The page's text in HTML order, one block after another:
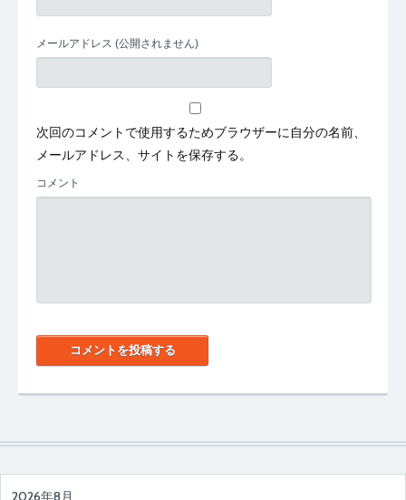
メールアドレス (公開されません)
次回のコメントで使用するためブラウザーに自分の名前、
メールアドレス、サイトを保存する。
コメント
2026年8月